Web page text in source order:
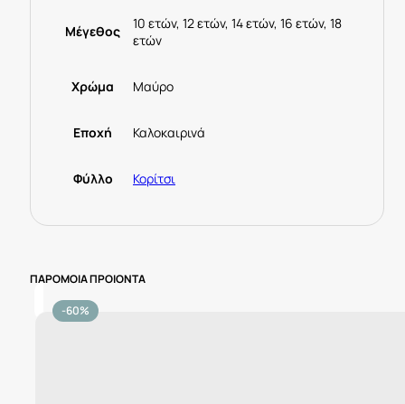
Μέγεθος
10 ετών, 12 ετών, 14 ετών, 16 ετών, 18
ετών
Χρώμα Μαύρο
Εποχή Καλοκαιρινά
Φύλλο Κορίτσι
ΠΑΡΟΜΟΙΑ ΠΡΟΙΟΝΤΑ
-60%